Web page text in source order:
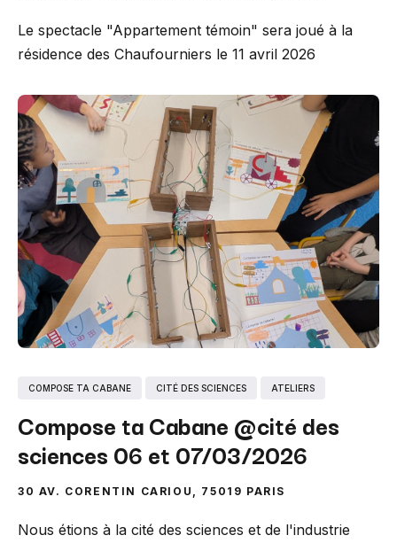
Le spectacle "Appartement témoin" sera joué à la
résidence des Chaufourniers le 11 avril 2026
COMPOSE TA CABANE CITÉ DES SCIENCES ATELIERS
Compose ta Cabane @cité des
sciences 06 et 07/03/2026
30 AV. CORENTIN CARIOU, 75019 PARIS
Nous étions à la cité des sciences et de l'industrie